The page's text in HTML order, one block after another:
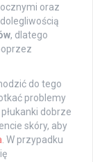
oraz
, dlatego
do tego
problemy
dobrze
skóry, aby
. W przypadku